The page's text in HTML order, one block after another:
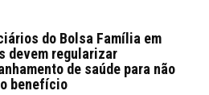
do Bolsa Família em
devem regularizar
de saúde para não
benefício